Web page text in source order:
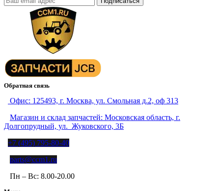
Обратная связь
Офис: 125493, г. Москва, ул. Смольная д.2, оф 313
Магазин и склад запчастей: Московская область, г.
Долгопрудный, ул. Жуковского, 3Б
+7 (495) 795-80-40
parts@ccm1.ru
Пн – Вс: 8.00-20.00